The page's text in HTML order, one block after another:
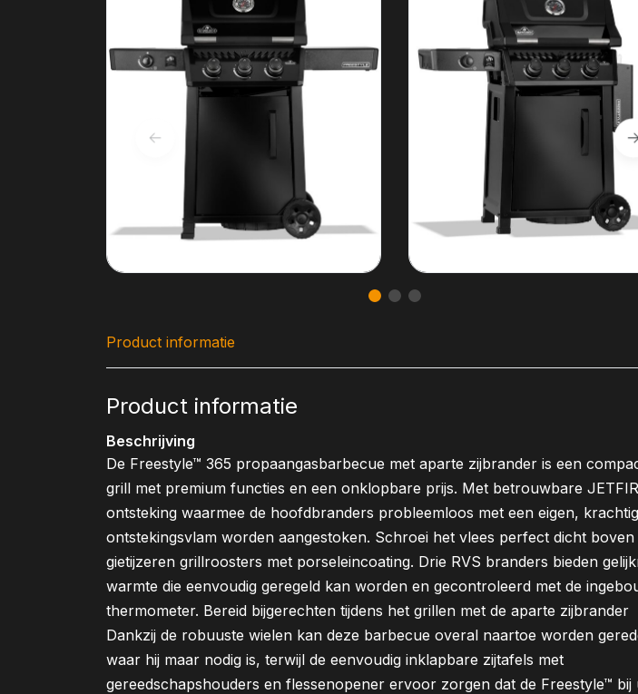
Product informatie
Product informatie
Beschrijving
De Freestyle™ 365 propaangasbarbecue met aparte zijbrander is een
grill met premium functies en een onklopbare prijs. Met betrouwbare
ontsteking waarmee de hoofdbranders probleemloos met een eigen,
ontstekingsvlam worden aangestoken. Schroei het vlees perfect dicht boven
gietijzeren grillroosters met porseleincoating. Drie RVS branders bieden
warmte die eenvoudig geregeld kan worden en gecontroleerd met de
thermometer. Bereid bijgerechten tijdens het grillen met de aparte zijbrander
Dankzij de robuuste wielen kan deze barbecue overal naartoe worden
waar hij maar nodig is, terwijl de eenvoudig inklapbare zijtafels met
gereedschapshouders en flessenopener ervoor zorgen dat de Freestyle™ bij